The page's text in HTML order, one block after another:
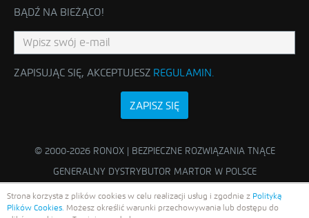
BĄDŹ NA BIEŻĄCO!
ZAPISUJĄC SIĘ, AKCEPTUJESZ REGULAMIN.
ZAPISZ SIĘ
© 2000-2026 RONOX | BEZPIECZNE ROZWIĄZANIA TNĄCE
GENERALNY DYSTRYBUTOR MARTOR W POLSCE
Strona korzysta z plików cookies w celu realizacji usług i zgodnie z Polityką
Plików Cookies. Możesz określić warunki przechowywania lub dostępu do